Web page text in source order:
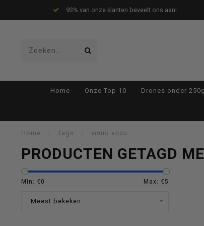
93% van onze klanten beveelt ons aan!
pijltjes
Home Onze Top 10 Drones onder
Home Tags visuo accu
PRODUCTEN GETAGD
Min: €0 Max: €5
Meest bekeken